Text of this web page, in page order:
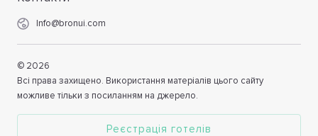
Info@bronui.com
© 2026
Всі права захищено. Використання матеріалів цього сайту
можливе тільки з посиланням на джерело.
Реєстрація готелів